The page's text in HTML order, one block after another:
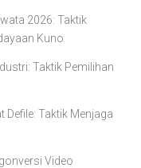
2026: Taktik
Kuno
Taktik Pemilihan
Taktik Menjaga
Video